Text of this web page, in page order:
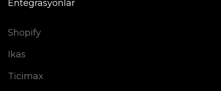
Entegrasyonlar
Shopify
Ikas
Ticimax